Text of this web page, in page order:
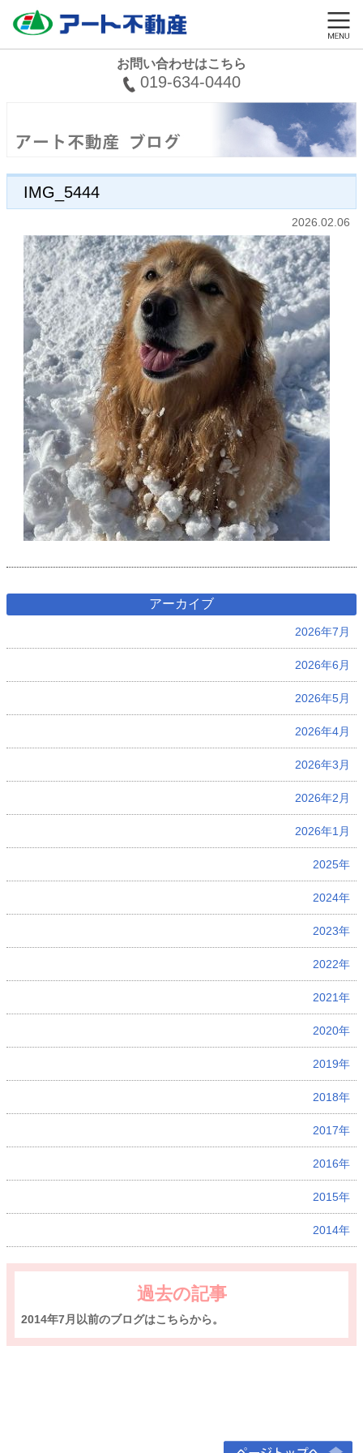
お問い合わせはこちら
019-634-0440
IMG_5444
2026.02.06
アーカイブ
2026年7月
2026年6月
2026年5月
2026年4月
2026年3月
2026年2月
2026年1月
2025年
2024年
2023年
2022年
2021年
2020年
2019年
2018年
2017年
2016年
2015年
2014年
過去の記事
2014年7月以前のブログはこちらから。